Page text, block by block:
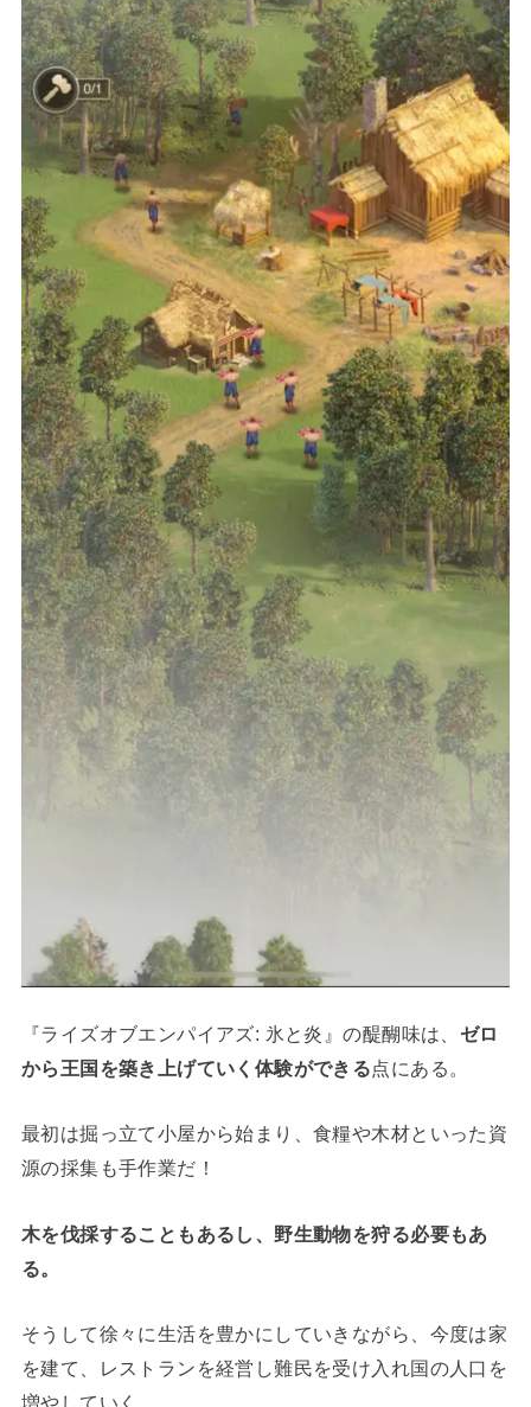
『ライズオブエンパイアズ: 氷と炎』の醍醐味は、 ゼロ
から王国を築き上げていく体験ができる点にある。
最初は掘っ立て小屋から始まり、食糧や木材といった資
源の採集も手作業だ！
木を伐採することもあるし、野生動物を狩る必要もあ
る。
そうして徐々に生活を豊かにしていきながら、今度は家
を建て、レストランを経営し難民を受け入れ国の人口を
増やしていく。